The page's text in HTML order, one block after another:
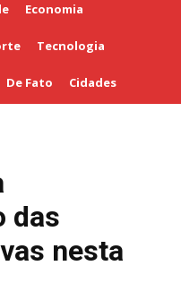
Economia
Tecnologia
De Fato Cidades
das
nesta